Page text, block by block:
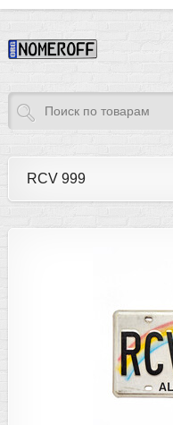
RCV 999